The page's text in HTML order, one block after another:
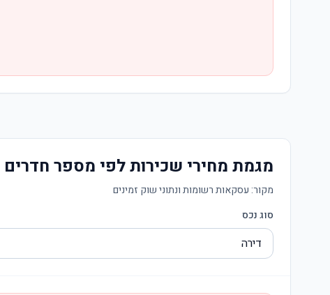
מגמת מחירי שכירות לפי מספר חדרים
מקור: עסקאות רשומות ונתוני שוק זמינים
סוג נכס